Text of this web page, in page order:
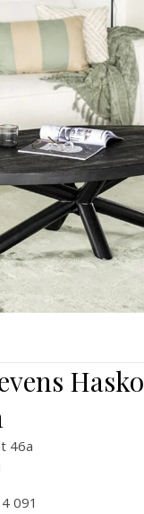
Hasko
46a
091